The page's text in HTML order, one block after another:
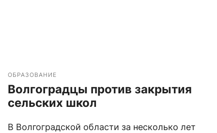
ОБРАЗОВАНИЕ
Волгоградцы против закрытия
сельских школ
В Волгоградской области за несколько лет